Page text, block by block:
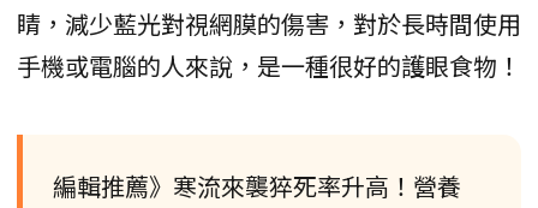
睛，減少藍光對視網膜的傷害，對於長時間使用
手機或電腦的人來說，是一種很好的護眼食物！
編輯推薦》寒流來襲猝死率升高！營養